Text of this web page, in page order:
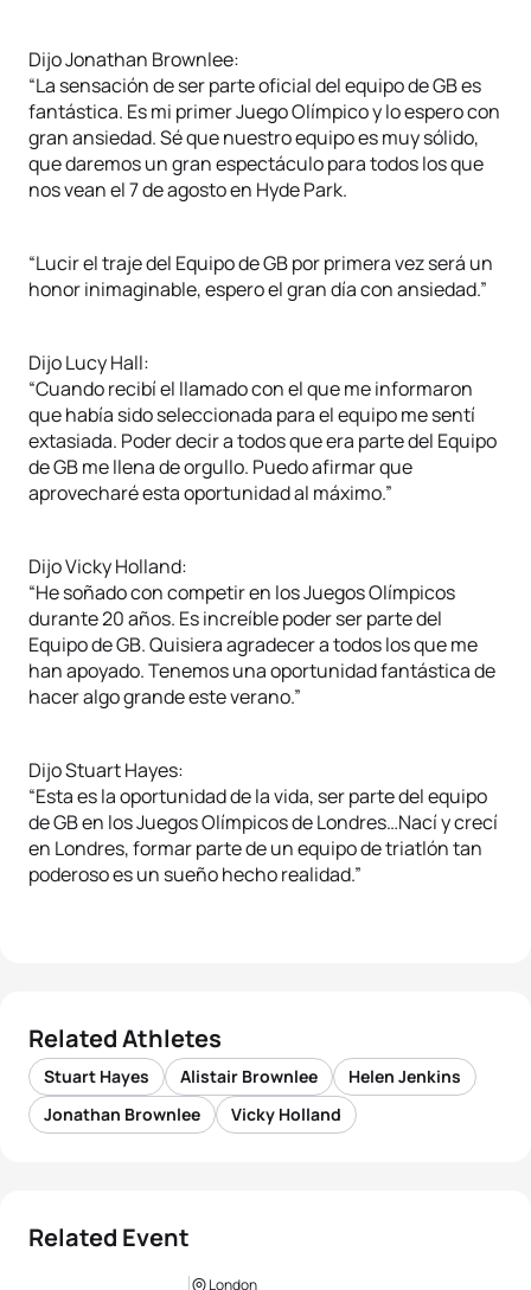
Dijo Jonathan Brownlee:
“La sensación de ser parte oficial del equipo de GB es
fantástica. Es mi primer Juego Olímpico y lo espero con
gran ansiedad. Sé que nuestro equipo es muy sólido,
que daremos un gran espectáculo para todos los que
nos vean el 7 de agosto en Hyde Park.
“Lucir el traje del Equipo de GB por primera vez será un
honor inimaginable, espero el gran día con ansiedad.”
Dijo Lucy Hall:
“Cuando recibí el llamado con el que me informaron
que había sido seleccionada para el equipo me sentí
extasiada. Poder decir a todos que era parte del Equipo
de GB me llena de orgullo. Puedo afirmar que
aprovecharé esta oportunidad al máximo.”
Dijo Vicky Holland:
“He soñado con competir en los Juegos Olímpicos
durante 20 años. Es increíble poder ser parte del
Equipo de GB. Quisiera agradecer a todos los que me
han apoyado. Tenemos una oportunidad fantástica de
hacer algo grande este verano.”
Dijo Stuart Hayes:
“Esta es la oportunidad de la vida, ser parte del equipo
de GB en los Juegos Olímpicos de Londres…Nací y crecí
en Londres, formar parte de un equipo de triatlón tan
poderoso es un sueño hecho realidad.”
Related Athletes
Stuart Hayes Alistair Brownlee
Helen Jenkins
Jonathan Brownlee
Vicky Holland
Related Event
London